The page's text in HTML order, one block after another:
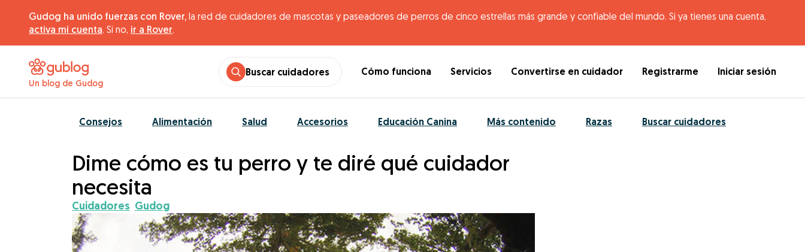
Gudog ha unido fuerzas con Rover, la red de cuidadores de mascotas y paseadores de perros de cinco estrellas más grande y confiable del mundo. Si ya tienes una cuenta,
activa mi cuenta. Si no, ir a Rover.
Un blog de Gudog
Buscar cuidadores Cómo funciona Servicios Convertirse en cuidador Registrarme Iniciar sesión
Consejos Alimentación Salud Accesorios Educación Canina Más contenido Razas Buscar cuidadores
Dime cómo es tu perro y te diré qué cuidador
necesita
Cuidadores Gudog